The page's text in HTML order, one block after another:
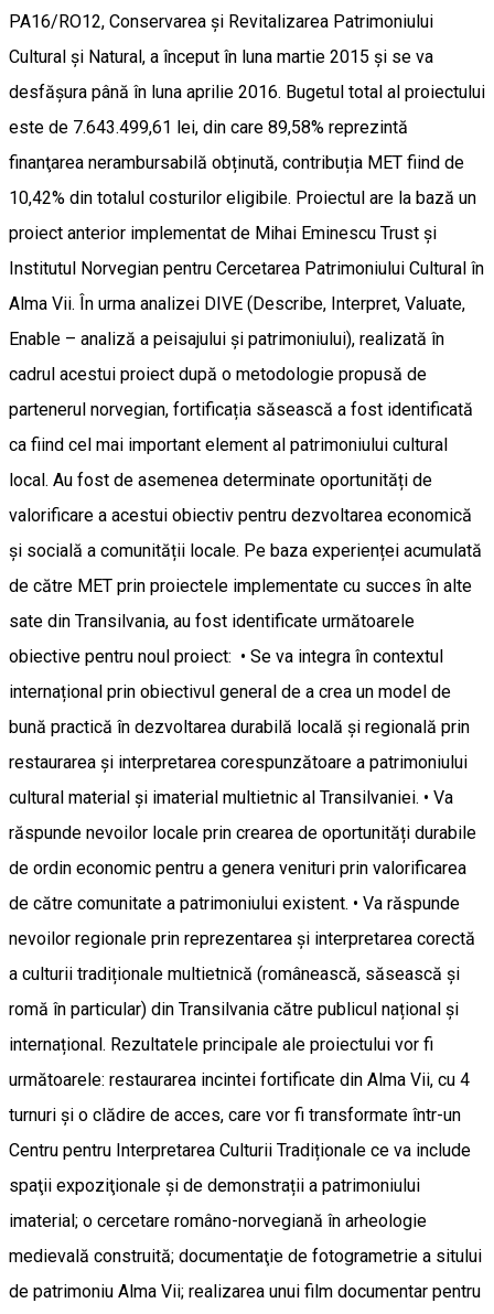
PA16/RO12, Conservarea și Revitalizarea Patrimoniului
Cultural și Natural, a început în luna martie 2015 și se va
desfășura până în luna aprilie 2016. Bugetul total al proiectului
este de 7.643.499,61 lei, din care 89,58% reprezintă
finanţarea nerambursabilă obținută, contribuția MET fiind de
10,42% din totalul costurilor eligibile. Proiectul are la bază un
proiect anterior implementat de Mihai Eminescu Trust și
Institutul Norvegian pentru Cercetarea Patrimoniului Cultural în
Alma Vii. În urma analizei DIVE (Describe, Interpret, Valuate,
Enable – analiză a peisajului și patrimoniului), realizată în
cadrul acestui proiect după o metodologie propusă de
partenerul norvegian, fortificația săsească a fost identificată
ca fiind cel mai important element al patrimoniului cultural
local. Au fost de asemenea determinate oportunități de
valorificare a acestui obiectiv pentru dezvoltarea economică
și socială a comunității locale. Pe baza experienței acumulată
de către MET prin proiectele implementate cu succes în alte
sate din Transilvania, au fost identificate următoarele
obiective pentru noul proiect: • Se va integra în contextul
internațional prin obiectivul general de a crea un model de
bună practică în dezvoltarea durabilă locală și regională prin
restaurarea și interpretarea corespunzătoare a patrimoniului
cultural material și imaterial multietnic al Transilvaniei. • Va
răspunde nevoilor locale prin crearea de oportunități durabile
de ordin economic pentru a genera venituri prin valorificarea
de către comunitate a patrimoniului existent. • Va răspunde
nevoilor regionale prin reprezentarea și interpretarea corectă
a culturii tradiționale multietnică (românească, săsească și
romă în particular) din Transilvania către publicul național și
internațional. Rezultatele principale ale proiectului vor fi
următoarele: restaurarea incintei fortificate din Alma Vii, cu 4
turnuri şi o clădire de acces, care vor fi transformate într-un
Centru pentru Interpretarea Culturii Tradiționale ce va include
spaţii expoziţionale şi de demonstrații a patrimoniului
imaterial; o cercetare româno-norvegiană în arheologie
medievală construită; documentaţie de fotogrametrie a sitului
de patrimoniu Alma Vii; realizarea unui film documentar pentru